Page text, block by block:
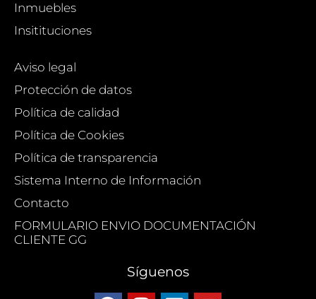
Inmuebles
Insitituciones
Aviso legal
Protección de datos
Política de calidad
Política de Cookies
Política de transparencia
Sistema Interno de Información
Contacto
FORMULARIO ENVIO DOCUMENTACIÓN
CLIENTE GG
Síguenos